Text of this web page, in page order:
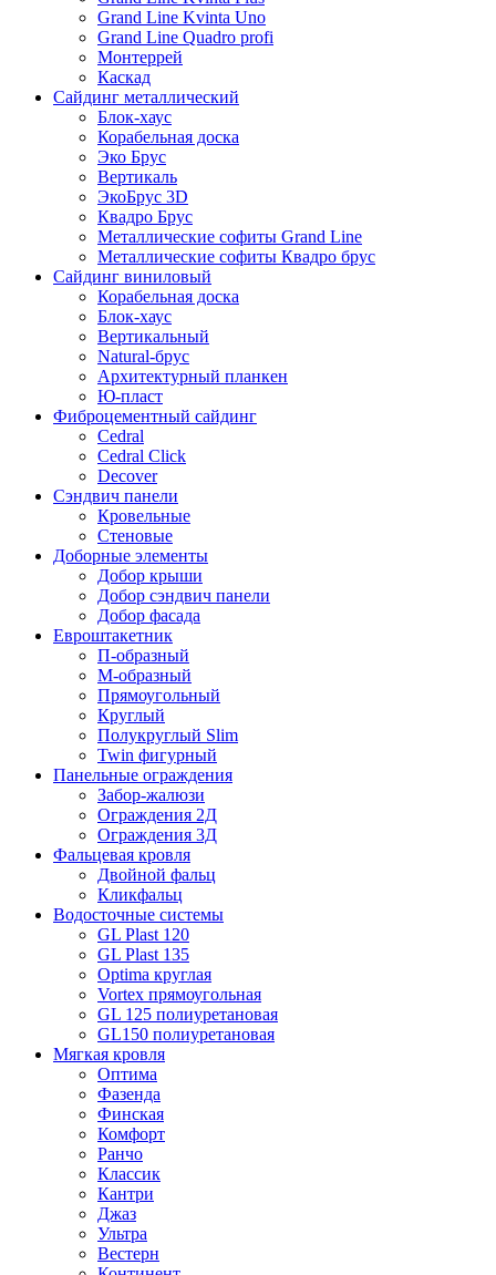
Grand Line Kvinta Uno
Grand Line Quadro profi
Монтеррей
Каскад
Сайдинг металлический
Блок-хаус
Корабельная доска
Эко Брус
Вертикаль
ЭкоБрус 3D
Квадро Брус
Металлические софиты Grand Line
Металлические софиты Квадро брус
Сайдинг виниловый
Корабельная доска
Блок-хаус
Вертикальный
Natural-брус
Архитектурный планкен
Ю-пласт
Фиброцементный сайдинг
Cedral
Cedral Click
Decover
Сэндвич панели
Кровельные
Стеновые
Доборные элементы
Добор крыши
Добор сэндвич панели
Добор фасада
Евроштакетник
П-образный
М-образный
Прямоугольный
Круглый
Полукруглый Slim
Twin фигурный
Панельные ограждения
Забор-жалюзи
Ограждения 2Д
Ограждения 3Д
Фальцевая кровля
Двойной фальц
Кликфальц
Водосточные системы
GL Plast 120
GL Plast 135
Optima круглая
Vortex прямоугольная
GL 125 полиуретановая
GL150 полиуретановая
Мягкая кровля
Оптима
Фазенда
Финская
Комфорт
Ранчо
Классик
Кантри
Джаз
Ультра
Вестерн